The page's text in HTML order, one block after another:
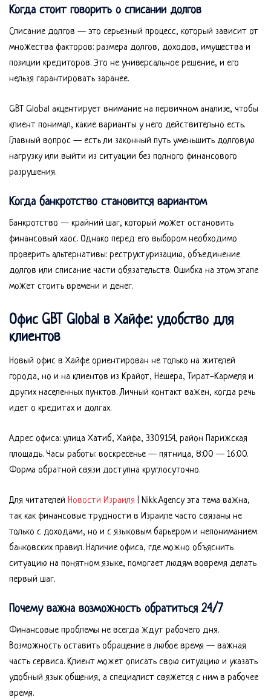
Когда стоит говорить о списании долгов
Списание долгов — это серьезный процесс, который зависит от
множества факторов: размера долгов, доходов, имущества и
позиции кредиторов. Это не универсальное решение, и его
нельзя гарантировать заранее.
GBT Global акцентирует внимание на первичном анализе, чтобы
клиент понимал, какие варианты у него действительно есть.
Главный вопрос — есть ли законный путь уменьшить долговую
нагрузку или выйти из ситуации без полного финансового
разрушения.
Когда банкротство становится вариантом
Банкротство — крайний шаг, который может остановить
финансовый хаос. Однако перед его выбором необходимо
проверить альтернативы: реструктуризацию, объединение
долгов или списание части обязательств. Ошибка на этом этапе
может стоить времени и денег.
Офис GBT Global в Хайфе: удобство для
клиентов
Новый офис в Хайфе ориентирован не только на жителей
города, но и на клиентов из Крайот, Нешера, Тират-Кармеля и
других населенных пунктов. Личный контакт важен, когда речь
идет о кредитах и долгах.
Адрес офиса: улица Хатиб, Хайфа, 3309154, район Парижская
площадь. Часы работы: воскресенье — пятница, 8:00 — 16:00.
Форма обратной связи доступна круглосуточно.
Для читателей Новости Израиля | Nikk.Agency эта тема важна,
так как финансовые трудности в Израиле часто связаны не
только с доходами, но и с языковым барьером и непониманием
банковских правил. Наличие офиса, где можно объяснить
ситуацию на понятном языке, помогает людям вовремя делать
первый шаг.
Почему важна возможность обратиться 24/7
Финансовые проблемы не всегда ждут рабочего дня.
Возможность оставить обращение в любое время — важная
часть сервиса. Клиент может описать свою ситуацию и указать
удобный язык общения, а специалист свяжется с ним в рабочее
время.